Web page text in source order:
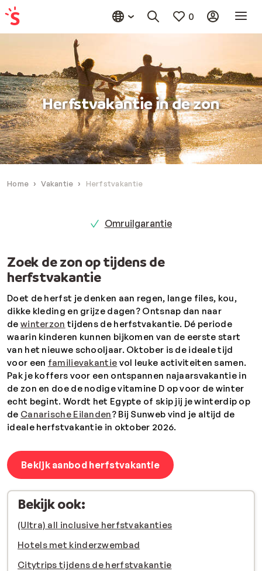
0
Herfstvakantie in de zon
Home Vakantie Herfstvakantie
Omruilgarantie
Zoek de zon op tijdens de
herfstvakantie
Doet de herfst je denken aan regen, lange files, kou,
dikke kleding en grijze dagen? Ontsnap dan naar
de winterzon tijdens de herfstvakantie. Dé periode
waarin kinderen kunnen bijkomen van de eerste start
van het nieuwe schooljaar. Oktober is de ideale tijd
voor een familievakantie vol leuke activiteiten samen.
Pak je koffers voor een ontspannen najaarsvakantie in
de zon en doe de nodige vitamine D op voor de winter
echt begint. Wordt het Egypte of skip jij je winterdip op
de Canarische Eilanden? Bij Sunweb vind je altijd de
ideale herfstvakantie in oktober 2026.
Bekijk aanbod herfstvakantie
Bekijk ook:
(Ultra) all inclusive herfstvakanties
Hotels met kinderzwembad
Citytrips tijdens de herfstvakantie